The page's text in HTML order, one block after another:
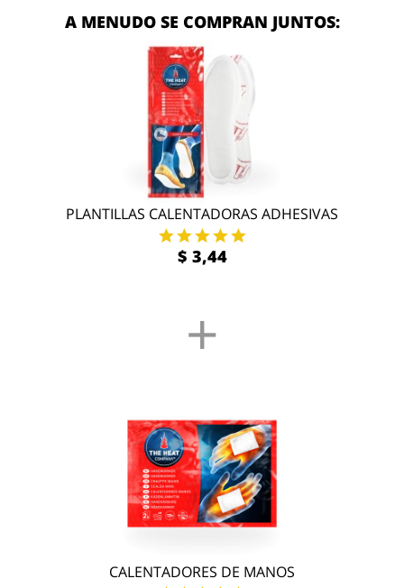
A MENUDO SE COMPRAN JUNTOS:
PLANTILLAS CALENTADORAS ADHESIVAS
$ 3,44
+
CALENTADORES DE MANOS